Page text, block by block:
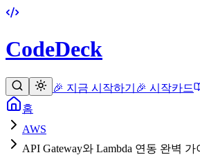
CodeDeck
🎉 지금 시작하기 🎉 시작카드
홈
AWS
API Gateway와 Lambda 연동 완벽 가